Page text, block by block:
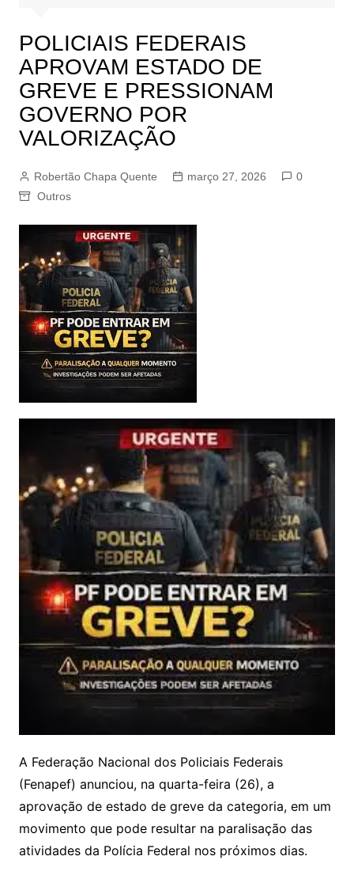
POLICIAIS FEDERAIS
APROVAM ESTADO DE
GREVE E PRESSIONAM
GOVERNO POR
VALORIZAÇÃO
Robertão Chapa Quente março 27, 2026
0
Outros
A Federação Nacional dos Policiais Federais
(Fenapef) anunciou, na quarta-feira (26), a
aprovação de estado de greve da categoria, em um
movimento que pode resultar na paralisação das
atividades da Polícia Federal nos próximos dias.